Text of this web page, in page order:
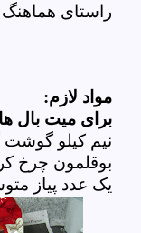
راستای
مواد لازم:
برای میت بال
نیم کیلو گوشت
بوقلمون چرخ
یک عدد پیاز